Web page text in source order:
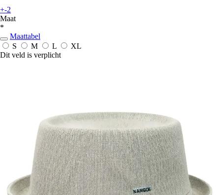
+-2
Maat
*
Maattabel
S
M L
XL
Dit veld is verplicht